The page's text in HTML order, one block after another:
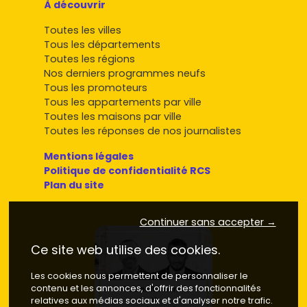
accessibilité de premier plan et un vrai confort quotidien.
dès maintenant les programmes disponibles sur
dans le neuf, filtre par quartier, budget et surface, et
lance ton projet en toute sérénité.
À découvrir
Toutes les villes
Tous les départements
Toutes les régions
Nos derniers programmes neufs
Tous les promoteurs
Tous les appartements par ville
Toutes les maisons par ville
Toutes les réponses de nos journalistes
Mentions légales
Politique de confidentialité RCS
Plan du site
Continuer sans accepter →
Ce site web utilise des cookies.
Les cookies nous permettent de personnaliser le
contenu et les annonces, d'offrir des fonctionnalités
relatives aux médias sociaux et d'analyser notre trafic.